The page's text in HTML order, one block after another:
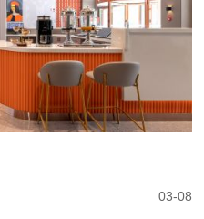
03-08